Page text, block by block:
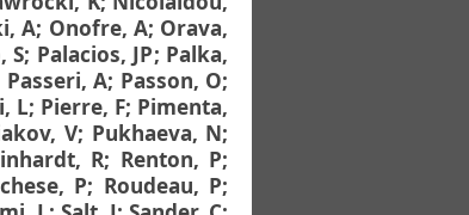
A; Onofre, A; Orava,
S; Palacios, JP; Palka,
Passeri, A; Passon, O;
L; Pierre, F; Pimenta,
V; Pukhaeva, N;
R; Renton, P;
P; Roudeau, P;